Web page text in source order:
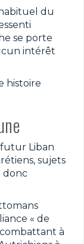
du
se porte
intérêt
histoire
futur Liban
sujets
donc
« de
combattant à